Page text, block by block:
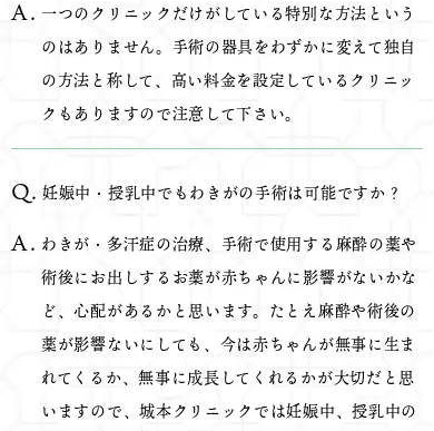
一つのクリニックだけがしている特別な方法という
のはありません。手術の器具をわずかに変えて独自
の方法と称して、高い料金を設定しているクリニッ
クもありますので注意して下さい。
妊娠中・授乳中でもわきがの手術は可能ですか？
わきが・多汗症の治療、手術で使用する麻酔の薬や
術後にお出しするお薬が赤ちゃんに影響がないかな
ど、心配があるかと思います。たとえ麻酔や術後の
薬が影響ないにしても、今は赤ちゃんが無事に生ま
れてくるか、無事に成長してくれるかが大切だと思
いますので、城本クリニックでは妊娠中、授乳中の